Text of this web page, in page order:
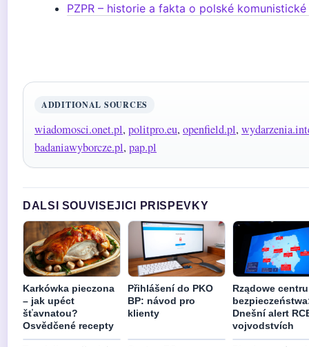
PZPR – historie a fakta o polské
ADDITIONAL SOURCES
wiadomosci.onet.pl, politpro.eu, openfield.pl,
badaniawyborcze.pl, pap.pl
DALSI SOUVISEJICI PRISPEVKY
Karkówka pieczona
– jak upéct
šťavnatou?
Osvědčené recepty
Přihlášení do PKO
BP: návod pro
klienty
Rządowe
Dnešní alert
vojvodstvích